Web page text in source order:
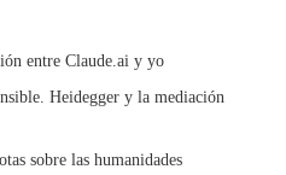
entre Claude.ai y yo
Heidegger y la mediación
sobre las humanidades